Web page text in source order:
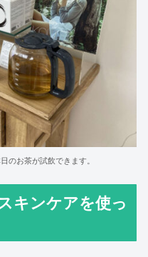
のお茶が試飲できます。
キンケアを使っ